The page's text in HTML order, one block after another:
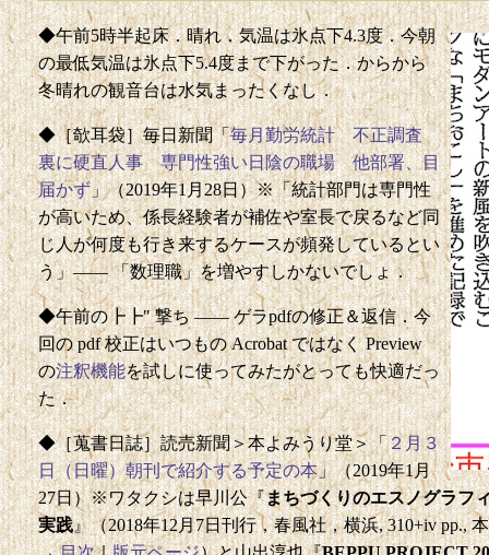
◆午前5時半起床．晴れ．気温は氷点下4.3度．今朝
の最低気温は氷点下5.4度まで下がった．からから
冬晴れの観音台は水気まったくなし．
◆［欹耳袋］毎日新聞「毎月勤労統計 不正調査
裏に硬直人事 専門性強い日陰の職場 他部署、目
届かず」（2019年1月28日）※「統計部門は専門性
が高いため、係長経験者が補佐や室長で戻るなど同
じ人が何度も行き来するケースが頻発しているとい
う」—— 「数理職」を増やすしかないでしょ．
◆午前の┣┣" 撃ち —— ゲラpdfの修正＆返信．今
回の pdf 校正はいつもの Acrobat ではなく Preview
の注釈機能を試しに使ってみたがとっても快適だっ
た．
◆［蒐書日誌］読売新聞＞本よみうり堂＞「２月３
日（日曜）朝刊で紹介する予定の本」（2019年1月
27日）※ワタクシは早川公『まちづくりのエスノグラフ
実践』（2018年12月7日刊行，春風社，横浜, 310+iv pp.,